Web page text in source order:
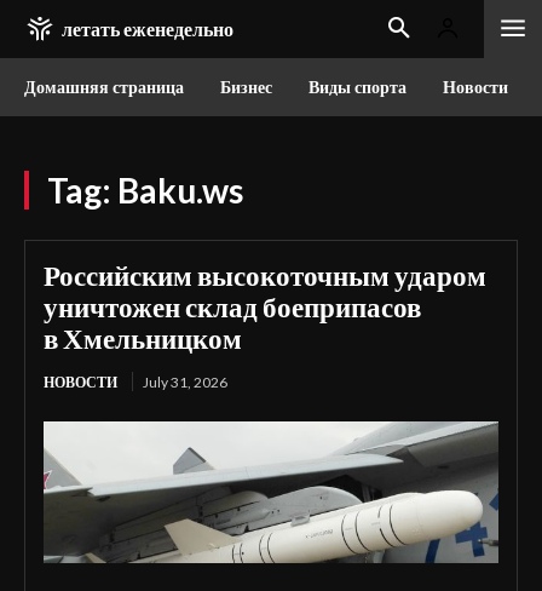
летать еженедельно
Домашняя страница Бизнес Виды спорта Новости
Tag: Baku.ws
Российским высокоточным ударом
уничтожен склад боеприпасов
в Хмельницком
НОВОСТИ July 31, 2026